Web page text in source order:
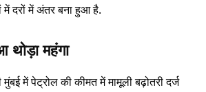
दरों में अंतर बना हुआ है.
थोड़ा महंगा
में पेट्रोल की कीमत में मामूली बढ़ोतरी दर्ज